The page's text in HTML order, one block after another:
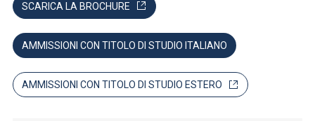
Ricerca
Facoltà e campus
SCARICA LA BROCHURE
AMMISSIONI CON TITOLO DI STUDIO ITALIANO
AMMISSIONI CON TITOLO DI STUDIO ESTERO